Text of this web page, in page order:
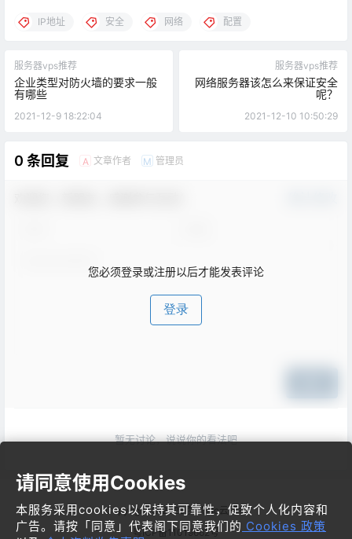
IP地址 安全 网络 配置
服务器vps推荐
企业类型对防火墙的要求一般
有哪些
2021-12-9 18:22:04
服务器vps推荐
网络服务器该怎么来保证安全
呢？
2021-12-10 10:50:29
0 条回复 A 文章作者 M 管理员
您必须登录或注册以后才能发表评论
登录
暂无讨论，说说你的看法吧
Copyright © 2026梦飞idc云平台
粤ICP备11019662号
请同意使用Cookies
本服务采用cookies以保持其可靠性，促致个人化内容和
广告。请按「同意」代表阁下同意我们的 Cookies 政策